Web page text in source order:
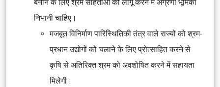
बनाने के लिए श्रम संहिताओं को लागू करने में अग्रणी भूमिका
निभानी चाहिए।
मजबूत विनिर्माण पारिस्थितिकी तंत्र वाले राज्यों को श्रम-
प्रधान उद्योगों को चलाने के लिए प्रोत्साहित करने से
कृषि से अतिरिक्त श्रम को अवशोषित करने में सहायता
मिलेगी।